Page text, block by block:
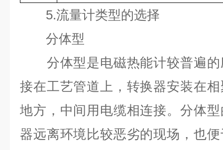
5.流量计类型的选择
分体型
分体型是电磁热能计较普遍的
接在工艺管道上，转换器安装在
地方，中间用电缆相连接。分体
器远离环境比较恶劣的现场，也